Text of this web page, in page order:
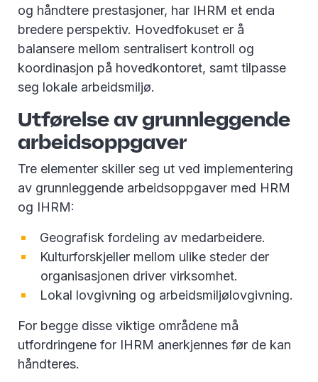
og håndtere prestasjoner, har IHRM et enda
bredere perspektiv. Hovedfokuset er å
balansere mellom sentralisert kontroll og
koordinasjon på hovedkontoret, samt tilpasse
seg lokale arbeidsmiljø.
Utførelse av grunnleggende
arbeidsoppgaver
Tre elementer skiller seg ut ved implementering
av grunnleggende arbeidsoppgaver med HRM
og IHRM:
Geografisk fordeling av medarbeidere.
Kulturforskjeller mellom ulike steder der
organisasjonen driver virksomhet.
Lokal lovgivning og arbeidsmiljølovgivning.
For begge disse viktige områdene må
utfordringene for IHRM anerkjennes før de kan
håndteres.